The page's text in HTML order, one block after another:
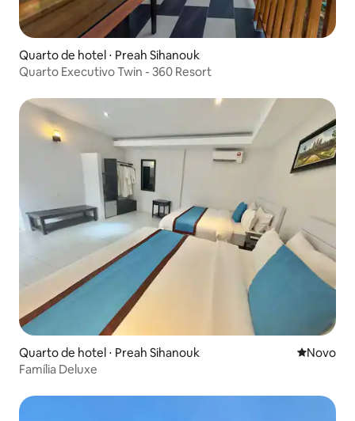
Quarto de hotel ⋅ Preah Sihanouk
Quarto Executivo Twin - 360 Resort
Quarto de hotel ⋅ Preah Sihanouk Novo
Novo
Família Deluxe